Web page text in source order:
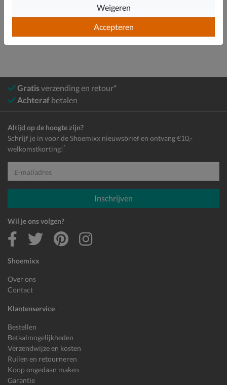
Sneakers
Gratisverzending en retour*
Achteraf betalen
Shoemixx
Over ons
Contact
Klantenservice
Bestellen
Betaalmogelijkheden
Verzendwijze en kosten
Ruilen en retourneren
Koop ongedaan maken
Garantie
Altijd op de hoogte zijn?
Schrijf je in voor de Shoemixx nieuwsbrief en ontvang €10,-
welkomstkorting! *
E-mailadres
Inschrijven
Wil je ons volgen?
Accepteren
Weigeren